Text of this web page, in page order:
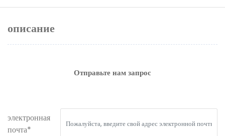
описание
Отправьте нам запрос
электронная
почта*